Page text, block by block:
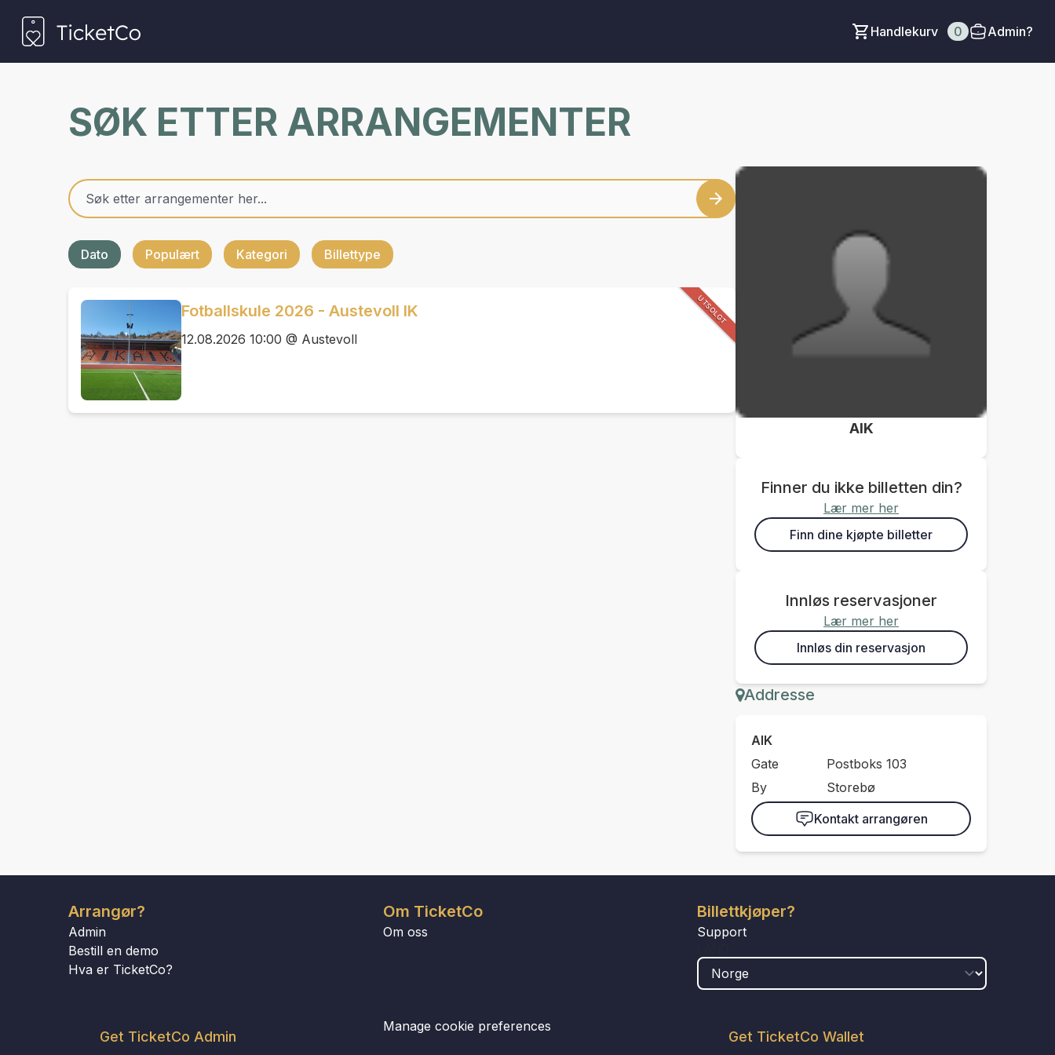
Handlekurv 0 Admin?
SØK ETTER ARRANGEMENTER
Dato Populært Kategori Billettype
Fotballskule 2026 - Austevoll IK
12.08.2026 10:00 @ Austevoll
UTSOLGT
AIK
Finner du ikke billetten din?
Lær mer her
Finn dine kjøpte billetter
Innløs reservasjoner
Lær mer her
Innløs din reservasjon
Addresse
AIK
Gate
Postboks 103
By
Storebø
Kontakt arrangøren
Arrangør?
Admin
Bestill en demo
Hva er TicketCo?
Get TicketCo Admin
Om TicketCo
Om oss
Manage cookie preferences
Billettkjøper?
Support
Get TicketCo Wallet